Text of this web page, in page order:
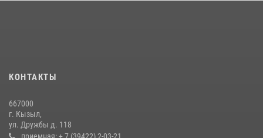
русской культуры Верховьё
Кызылчанин поблагодарил сотрудников Росгвардии за
оперативное реагирование в решении конфликтной ситуации
КОНТАКТЫ
667000
г. Кызыл,
ул. Дружбы д. 118
приемная: + 7 (39422) 2-03-21